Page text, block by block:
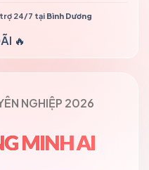
trợ 24/7 tại Bình Dương
🔥
NGHIỆP 2026
MINH AI